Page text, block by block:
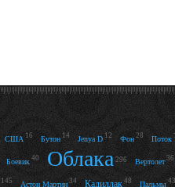
США 16 Бутон 14 Jenya D 12 Фон 28 Поток
Боевик 40 Облака 296 Вертолет 36
145 Астон Мартин 34 Кадиллак 48 Пальмы 43